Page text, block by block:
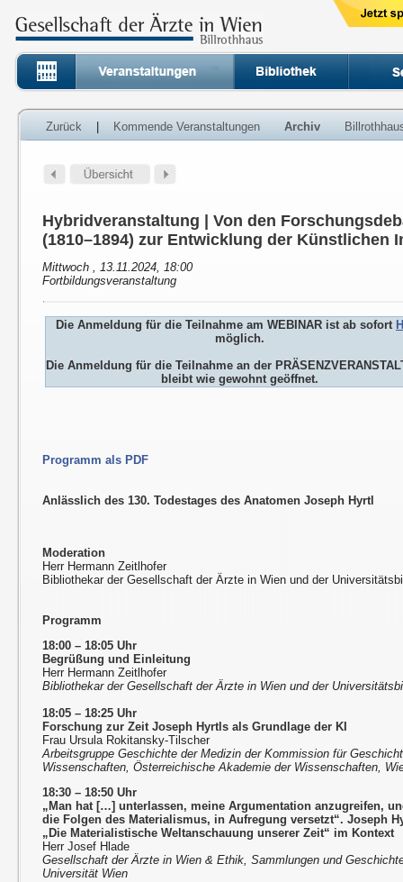
Zurück Kommende Veranstaltungen Archiv
Hybridveranstaltung | Von den
(1810–1894) zur Entwicklung der Künstlichen
Mittwoch , 13.11.2024, 18:00
Fortbildungsveranstaltung
Die Anmeldung für die Teilnahme am WEBINAR ist ab sofort
möglich.
Die Anmeldung für die Teilnahme an der
bleibt wie gewohnt geöffnet.
Programm als PDF
Anlässlich des 130. Todestages des Anatomen Joseph Hyrtl
Moderation
Herr Hermann Zeitlhofer
Bibliothekar der Gesellschaft der Ärzte in Wien und der
Programm
18:00 – 18:05 Uhr
Begrüßung und Einleitung
Herr Hermann Zeitlhofer
Bibliothekar der Gesellschaft der Ärzte in Wien und der
18:05 – 18:25 Uhr
Forschung zur Zeit Joseph Hyrtls als Grundlage der KI
Frau Ursula Rokitansky-Tilscher
Arbeitsgruppe Geschichte der Medizin der Kommission für
Wissenschaften, Österreichische Akademie der Wissenschaften,
18:30 – 18:50 Uhr
„Man hat […] unterlassen, meine Argumentation anzugreifen,
die Folgen des Materialismus, in Aufregung versetzt“. Joseph
„Die Materialistische Weltanschauung unserer Zeit“ im Kontext
Herr Josef Hlade
Gesellschaft der Ärzte in Wien & Ethik, Sammlungen und
Universität Wien